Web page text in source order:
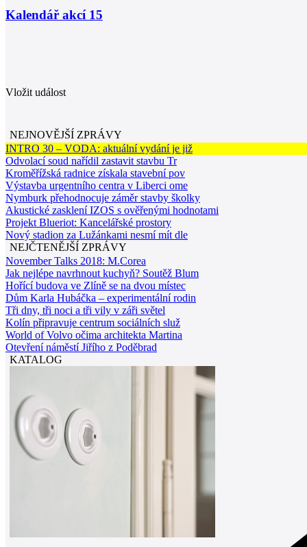
Kalendář akcí 15
Vložit událost
NEJNOVĚJŠÍ ZPRÁVY
INTRO 30 – VODA: aktuální vydání je již
Odvolací soud nařídil zastavit stavbu Tr
Kroměřížská radnice získala stavební pov
Výstavba urgentního centra v Liberci ome
Nymburk přehodnocuje záměr stavby školky
Akustické zasklení IZOS s ověřenými hodnotami
Projekt Blueriot: Kancelářské prostory
Nový stadion za Lužánkami nesmí mít dle
NEJČTENĚJŠÍ ZPRÁVY
November Talks 2018: M.Corea
Jak nejlépe navrhnout kuchyň? Soutěž Blum
Hořící budova ve Zlíně se na dvou místec
Dům Karla Hubáčka – experimentální rodin
Tři dny, tři noci a tři vily v záři světel
Kolín připravuje centrum sociálních služ
World of Volvo očima architekta Martina
Otevření náměstí Jiřího z Poděbrad
KATALOG